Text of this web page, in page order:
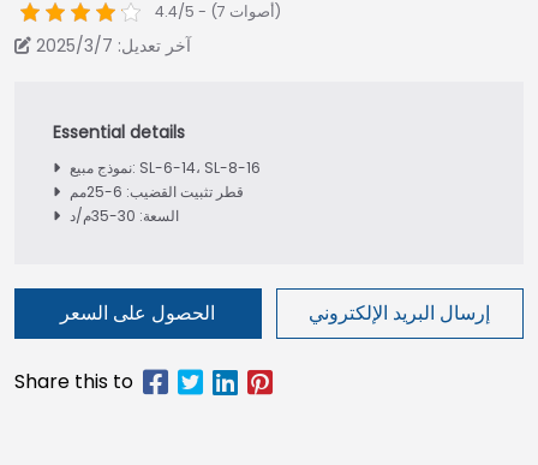
4.4/5 - (7 أصوات)
آخر تعديل: 2025/3/7
نموذج مبيع: SL-6-14، SL-8-16
قطر تثبيت القضيب: 6-25مم
السعة: 30-35م/د
الحصول على السعر إرسال البريد الإلكتروني